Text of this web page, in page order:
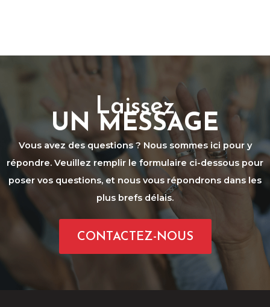
Laissez
UN MESSAGE
Vous avez des questions ? Nous sommes ici pour y
répondre. Veuillez remplir le formulaire ci-dessous pour
poser vos questions, et nous vous répondrons dans les
plus brefs délais.
CONTACTEZ-NOUS